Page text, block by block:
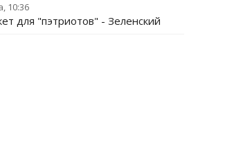
10:36
для "пэтриотов" - Зеленский